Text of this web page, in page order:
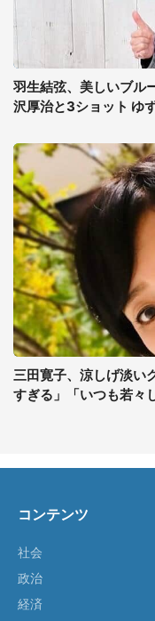
羽生結弦、美しいブル
沢厚治と3ショット ゆ
三田寛子、涼しげ淡い
すぎる」「いつも若々
コンテンツ
社会
政治
経済